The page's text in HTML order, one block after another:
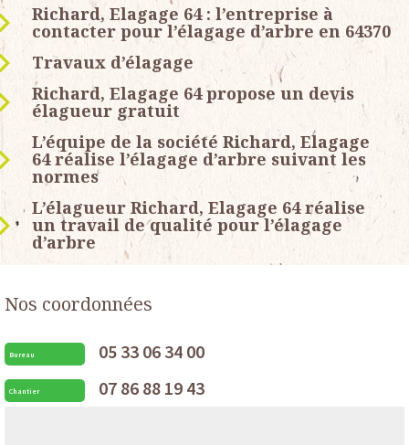
Richard, Elagage 64 : l’entreprise à
contacter pour l’élagage d’arbre en 64370
Travaux d’élagage
Richard, Elagage 64 propose un devis
élagueur gratuit
L’équipe de la société Richard, Elagage
64 réalise l’élagage d’arbre suivant les
normes
L’élagueur Richard, Elagage 64 réalise
un travail de qualité pour l’élagage
d’arbre
Nos coordonnées
Bureau 05 33 06 34 00
Chantier 07 86 88 19 43